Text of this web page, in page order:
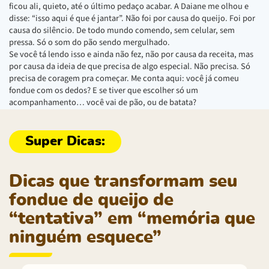
ficou ali, quieto, até o último pedaço acabar. A Daiane me olhou e
disse: “isso aqui é que é jantar”. Não foi por causa do queijo. Foi por
causa do silêncio. De todo mundo comendo, sem celular, sem
pressa. Só o som do pão sendo mergulhado.
Se você tá lendo isso e ainda não fez, não por causa da receita, mas
por causa da ideia de que precisa de algo especial. Não precisa. Só
precisa de coragem pra começar. Me conta aqui: você já comeu
fondue com os dedos? E se tiver que escolher só um
acompanhamento… você vai de pão, ou de batata?
Dicas que transformam seu
fondue de queijo de
“tentativa” em “memória que
ninguém esquece”